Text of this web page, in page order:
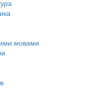
мовами